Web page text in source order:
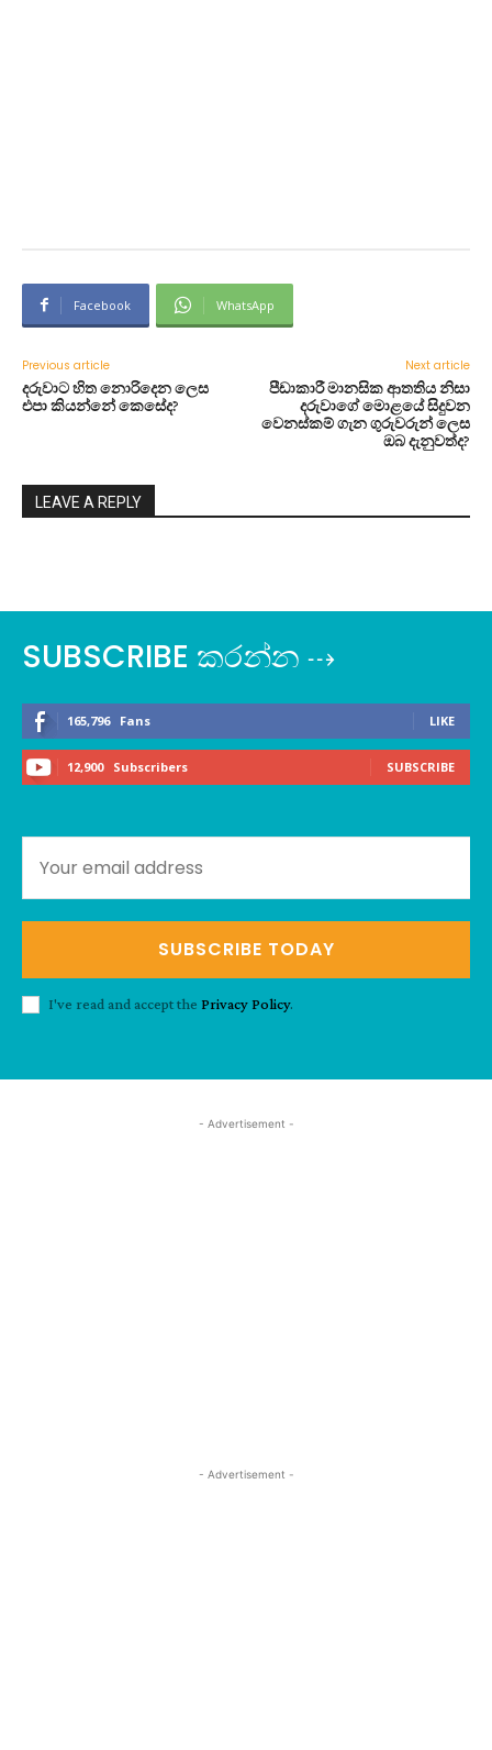
Facebook WhatsApp
Previous article
දරුවාට හිත නොරිදෙන ලෙස
එපා කියන්නේ කෙසේද?
Next article
පීඩාකාරී මානසික ආතතිය නිසා
දරුවාගේ මොළයේ සිදුවන
වෙනස්කම් ගැන ගුරුවරුන් ලෙස
ඔබ දැනුවත්ද?
LEAVE A REPLY
SUBSCRIBE කරන්න ⇢
165,796 Fans LIKE
12,900 Subscribers SUBSCRIBE
SUBSCRIBE TODAY
I've read and accept the Privacy Policy.
- Advertisement -
- Advertisement -